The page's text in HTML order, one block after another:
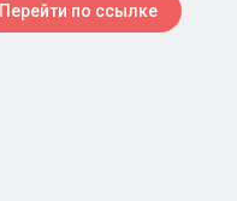
Перейти по ссылке